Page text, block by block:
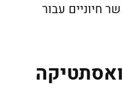
חיוניים עבור